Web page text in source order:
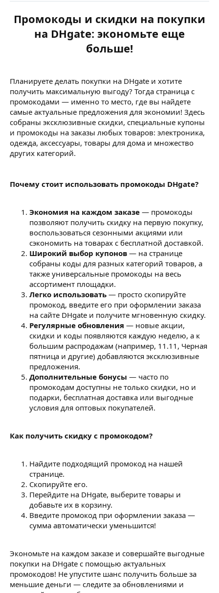
Промокоды и скидки на покупки
на DHgate: экономьте еще
больше!
Планируете делать покупки на DHgate и хотите
получить максимальную выгоду? Тогда страница с
промокодами — именно то место, где вы найдете
самые актуальные предложения для экономии! Здесь
собраны эксклюзивные скидки, специальные купоны
и промокоды на заказы любых товаров: электроника,
одежда, аксессуары, товары для дома и множество
других категорий.
Почему стоит использовать промокоды DHgate?
Экономия на каждом заказе — промокоды
позволяют получить скидку на первую покупку,
воспользоваться сезонными акциями или
сэкономить на товарах с бесплатной доставкой.
Широкий выбор купонов — на странице
собраны коды для разных категорий товаров, а
также универсальные промокоды на весь
ассортимент площадки.
Легко использовать — просто скопируйте
промокод, введите его при оформлении заказа
на сайте DHgate и получите мгновенную скидку.
Регулярные обновления — новые акции,
скидки и коды появляются каждую неделю, а к
большим распродажам (например, 11.11, Черная
пятница и другие) добавляются эксклюзивные
предложения.
Дополнительные бонусы — часто по
промокодам доступны не только скидки, но и
подарки, бесплатная доставка или выгодные
условия для оптовых покупателей.
Как получить скидку с промокодом?
Найдите подходящий промокод на нашей
странице.
Скопируйте его.
Перейдите на DHgate, выберите товары и
добавьте их в корзину.
Введите промокод при оформлении заказа —
сумма автоматически уменьшится!
Экономьте на каждом заказе и совершайте выгодные
покупки на DHgate с помощью актуальных
промокодов! Не упустите шанс получить больше за
меньшие деньги — следите за обновлениями и